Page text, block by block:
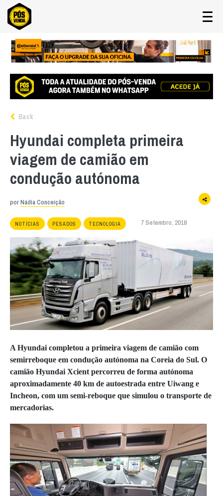
Back
Hyundai completa primeira
viagem de camião em
condução autónoma
porNádia Conceição
NOTÍCIAS PESADOS TECNOLOGIA 7 Setembro, 2018
A Hyundai completou a primeira viagem de camião com
semirreboque em condução autónoma na Coreia do Sul. O
camião Hyundai Xcient percorreu de forma autónoma
aproximadamente 40 km de autoestrada entre Uiwang e
Incheon, com um semi-reboque que simulou o transporte de
mercadorias.